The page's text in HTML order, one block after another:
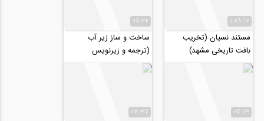
1:28:12
مستند نسیان (تخریب
بافت تاریخی مشهد)
07:22
ساخت و ساز زیر آب
(ترجمه و زیرنویس
اختصاصی موسسه ۸۰۸)
07:13
07:37